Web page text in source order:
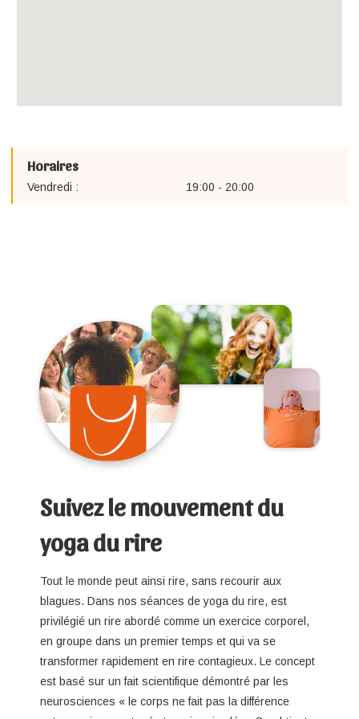
Horaires
Vendredi : 19:00 - 20:00
Suivez le mouvement du
yoga du rire
Tout le monde peut ainsi rire, sans recourir aux
blagues. Dans nos séances de yoga du rire, est
privilégié un rire abordé comme un exercice corporel,
en groupe dans un premier temps et qui va se
transformer rapidement en rire contagieux. Le concept
est basé sur un fait scientifique démontré par les
neurosciences « le corps ne fait pas la différence